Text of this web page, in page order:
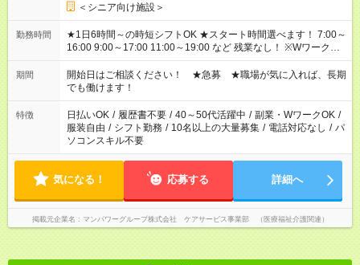
＜シニア向け施設＞
勤務時間
★1日6時間～の時短シフトOK ★スタート時間選べます！ 7:00～
16:00 9:00～17:00 11:00～19:00 など 残業なし！ ※Wワークの
場合、他のお仕事と合わせ週40時間超の就業はご案内できませ
ん ※法令に基づき、週20時間以上勤務は社会保険への加入対象
となります ※労働者派遣法（日雇い派遣の原則禁止）により、
短時間・短期間の就業はご案内が難しい場合があります
期間
開始日はご相談ください！ ★急募 ★職場が気に入れば、長期
でも働けます！
特徴 日払いOK / 履歴書不要 / 40～50代活躍中 / 副業・WワークOK /
服装自由 / シフト勤務 / 10名以上の大量募集 / 電話対応なし / パ
ソコンスキル不要
気になる！ 応募する 詳細へ
掲載元企業名 マンパワーグループ株式会社 ケアサービス事業部 （医療福祉介護関連）